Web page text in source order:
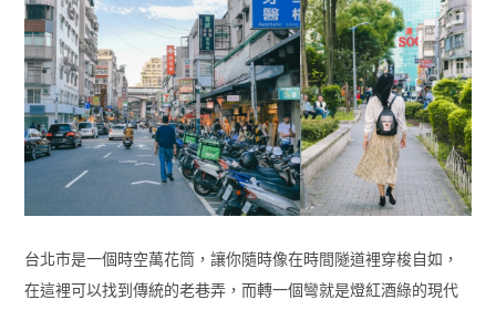
台北市是一個時空萬花筒，讓你隨時像在時間隧道裡穿梭自如，
在這裡可以找到傳統的老巷弄，而轉一個彎就是燈紅酒綠的現代